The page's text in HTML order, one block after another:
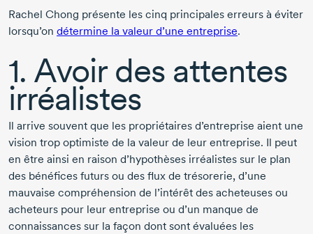
Rachel Chong présente les cinq principales erreurs à éviter
lorsqu’on détermine la valeur d’une entreprise.
1. Avoir des attentes
irréalistes
Il arrive souvent que les propriétaires d’entreprise aient une
vision trop optimiste de la valeur de leur entreprise. Il peut
en être ainsi en raison d’hypothèses irréalistes sur le plan
des bénéfices futurs ou des flux de trésorerie, d’une
mauvaise compréhension de l’intérêt des acheteuses ou
acheteurs pour leur entreprise ou d’un manque de
connaissances sur la façon dont sont évaluées les